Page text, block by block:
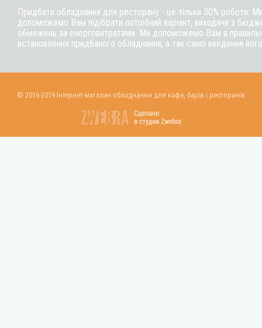
Придбати обладнання для ресторану - це тільки 30% роботи.
допоможемо Вам підібрати потрібний варіант, виходячи з
обмежень за енерговитратами. Ми допоможемо Вам в
встановлення придбаного обладнання, а так само введення
© 2016-2019 Інтернет-магазин обладнання для кафе, барів і ресторанів